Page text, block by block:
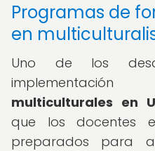
Programas de
en
Uno de los
multiculturales en
que los docentes
preparados para